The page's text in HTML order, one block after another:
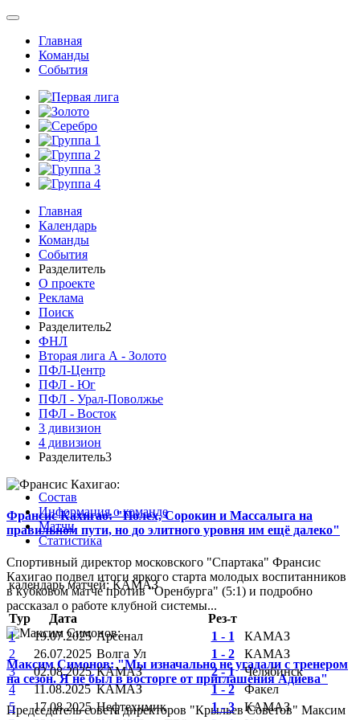
Главная
Команды
События
Главная
Календарь
Команды
События
Разделитель
О проекте
Реклама
Поиск
Разделитель2
ФНЛ
Вторая лига А - Золото
ПФЛ-Центр
ПФЛ - Юг
ПФЛ - Урал-Поволжье
ПФЛ - Восток
3 дивизион
4 дивизион
Разделитель3
Франсис Кахигао: "Полех, Сорокин и Массалыга на
правильном пути, но до элитного уровня им ещё далеко"
Спортивный директор московского "Спартака" Франсис
Кахигао подвел итоги яркого старта молодых воспитанников
в кубковом матче против "Оренбурга" (5:1) и подробно
рассказал о работе клубной системы...
Максим Симонов: "Мы изначально не угадали с тренером
на сезон. Я не был в восторге от приглашения Адиева"
Председатель совета директоров "Крыльев Советов" Максим
Состав
Информация о команде
Матчи
Статистика
календарь матчей: КАМАЗ
Тур Дата
Рез-т
1
19.07.2025 Арсенал 1 - 1
КАМАЗ
2
26.07.2025 Волга Ул 1 - 2
КАМАЗ
3
02.08.2025 КАМАЗ 2 - 1
Челябинск
4
11.08.2025 КАМАЗ 1 - 2
Факел
5
17.08.2025 Нефтехимик 1 - 3
КАМАЗ